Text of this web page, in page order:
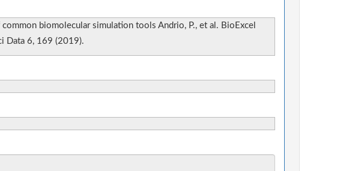
biomolecular simulation tools Andrio, P., et al. BioExcel
Data 6, 169 (2019).